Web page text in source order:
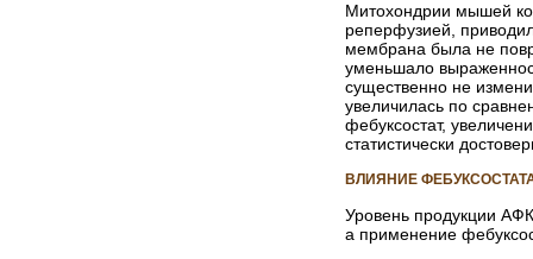
Митохондрии мышей
реперфузией,
мембрана была не
уменьшало
существенно не
увеличилась по
фебуксостат,
статистически
ВЛИЯНИЕ
Уровень продукции
а применение